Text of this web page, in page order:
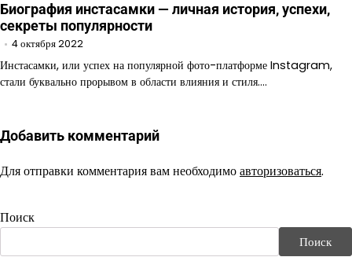
Биография инстасамки — личная история, успехи,
секреты популярности
4 октября 2022
Инстасамки, или успех на популярной фото-платформе Instagram,
стали буквально прорывом в области влияния и стиля.…
Добавить комментарий
Для отправки комментария вам необходимоавторизоваться.
Поиск
Поиск